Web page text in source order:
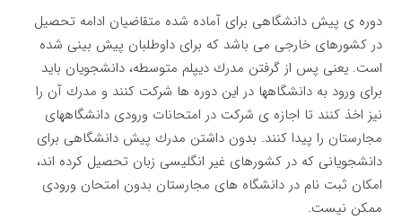
دوره ی پیش دانشگاهی برای آماده شده متقاضیان ادامه تحصیل
در کشورهای خارجی می باشد که برای داوطلبان پیش بینی شده
است. یعنی پس از گرفتن مدرك دیپلم متوسطه، دانشجویان باید
برای ورود به دانشگاهها در این دوره ها شركت كنند و مدرك آن را
نیز اخذ كنند تا اجازه ی شركت در امتحانات ورودی دانشگاههای
مجارستان را پیدا كنند. بدون داشتن مدرك پیش دانشگاهی برای
دانشجویانی که در کشورهای غیر انگلیسی زبان تحصیل کرده اند،
امکان ثبت نام در دانشگاه های مجارستان بدون امتحان ورودی
ممكن نیست.